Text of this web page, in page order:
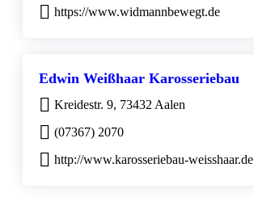
https://www.widmannbewegt.de
Edwin Weißhaar Karosseriebau
Kreidestr. 9, 73432 Aalen
(07367) 2070
http://www.karosseriebau-weisshaar.de